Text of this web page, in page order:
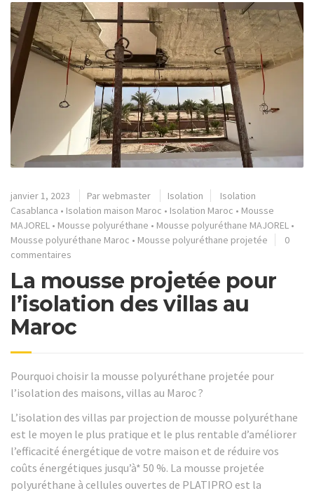
janvier 1, 2023 Parwebmaster Isolation
Isolation
Casablanca • Isolation maison Maroc • Isolation Maroc • Mousse
MAJOREL • Mousse polyuréthane • Mousse polyuréthane MAJOREL •
Mousse polyuréthane Maroc • Mousse polyuréthane projetée
0
commentaires
La mousse projetée pour
l’isolation des villas au
Maroc
Pourquoi choisir la mousse polyuréthane projetée pour
l’isolation des maisons, villas au Maroc ?
L’isolation des villas par projection de mousse polyuréthane
est le moyen le plus pratique et le plus rentable d’améliorer
l’efficacité énergétique de votre maison et de réduire vos
coûts énergétiques jusqu’à* 50 %. La mousse projetée
polyuréthane à cellules ouvertes de PLATIPRO est la